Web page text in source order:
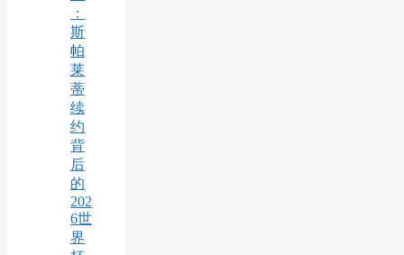
：
斯
帕
莱
蒂
续
约
背
后
的
202
6世
界